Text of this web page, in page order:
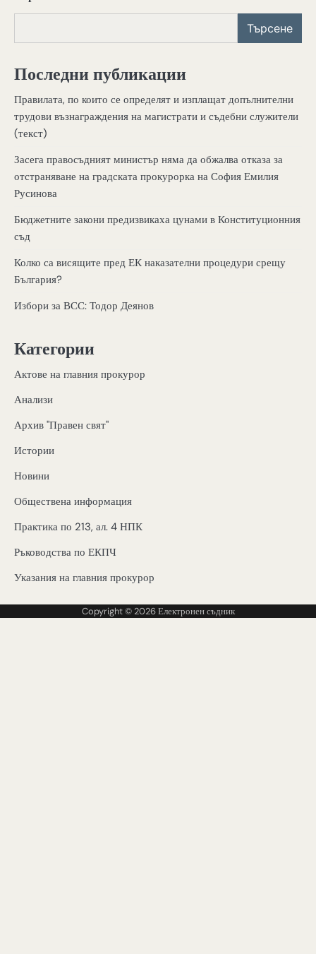
Търсене
Последни публикации
Правилата, по които се определят и изплащат допълнителни
трудови възнаграждения на магистрати и съдебни служители
(текст)
Засега правосъдният министър няма да обжалва отказа за
отстраняване на градската прокурорка на София Емилия
Русинова
Бюджетните закони предизвикаха цунами в Конституционния
съд
Колко са висящите пред ЕК наказателни процедури срещу
България?
Избори за ВСС: Тодор Деянов
Категории
Актове на главния прокурор
Анализи
Архив "Правен свят"
Истории
Новини
Обществена информация
Практика по 213, ал. 4 НПК
Ръководства по ЕКПЧ
Указания на главния прокурор
Copyright © 2026Електронен съдник